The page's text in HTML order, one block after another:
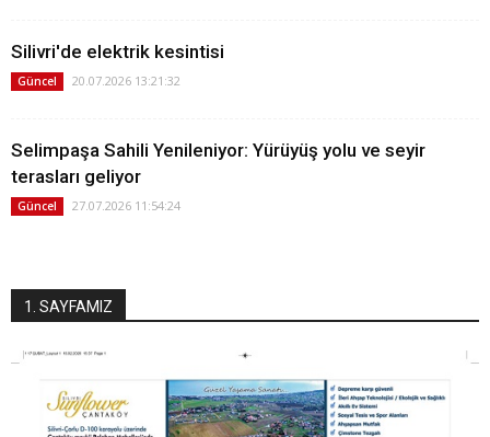
Silivri'de elektrik kesintisi
Güncel 20.07.2026 13:21:32
Selimpaşa Sahili Yenileniyor: Yürüyüş yolu ve seyir
terasları geliyor
Güncel 27.07.2026 11:54:24
1. SAYFAMIZ